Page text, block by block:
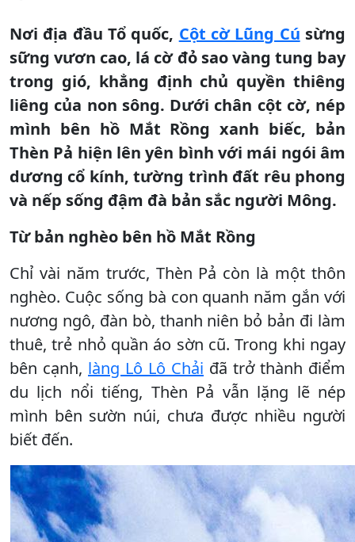
Nơi địa đầu Tổ quốc, Cột cờ Lũng Cú sừng
sững vươn cao, lá cờ đỏ sao vàng tung bay
trong gió, khẳng định chủ quyền thiêng
liêng của non sông. Dưới chân cột cờ, nép
mình bên hồ Mắt Rồng xanh biếc, bản
Thèn Pả hiện lên yên bình với mái ngói âm
dương cổ kính, tường trình đất rêu phong
và nếp sống đậm đà bản sắc người Mông.
Từ bản nghèo bên hồ Mắt Rồng
Chỉ vài năm trước, Thèn Pả còn là một thôn
nghèo. Cuộc sống bà con quanh năm gắn với
nương ngô, đàn bò, thanh niên bỏ bản đi làm
thuê, trẻ nhỏ quần áo sờn cũ. Trong khi ngay
bên cạnh, làng Lô Lô Chải đã trở thành điểm
du lịch nổi tiếng, Thèn Pả vẫn lặng lẽ nép
mình bên sườn núi, chưa được nhiều người
biết đến.